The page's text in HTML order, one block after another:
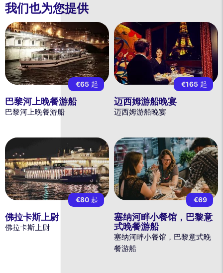
我们也为您提供
€65 起
巴黎河上晚餐游船
巴黎河上晚餐游船
€165起
迈西姆游船晚宴
迈西姆游船晚宴
€80 起
佛拉卡斯上尉
佛拉卡斯上尉
€69
塞纳河畔小餐馆，巴黎意
式晚餐游船
塞纳河畔小餐馆，巴黎意式晚
餐游船